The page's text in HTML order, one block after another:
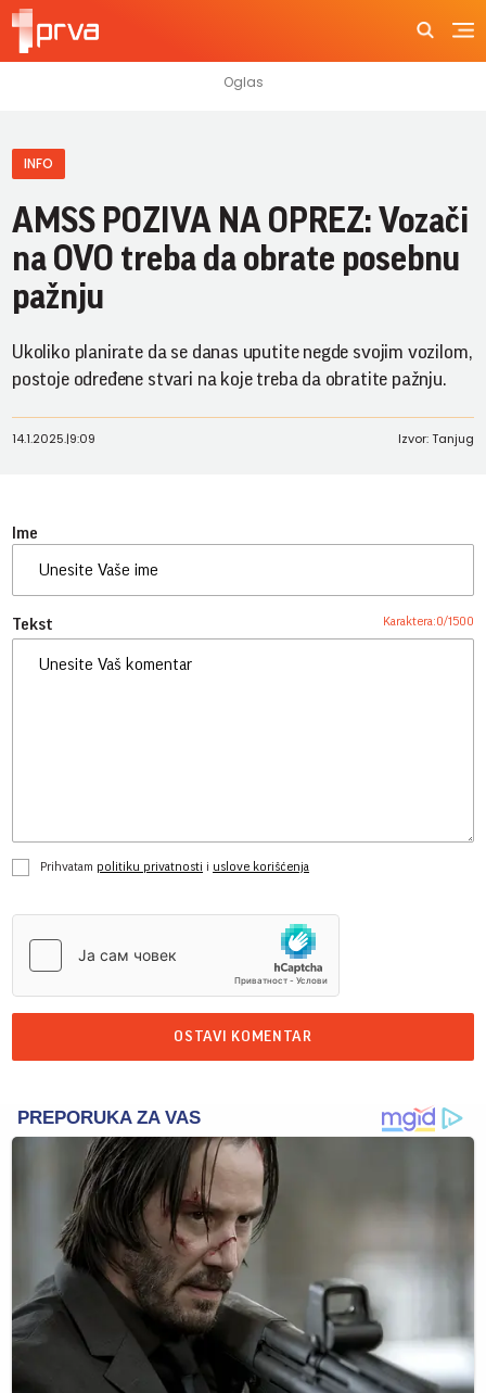
INFO
AMSS POZIVA NA OPREZ: Vozači
na OVO treba da obrate posebnu
pažnju
Ukoliko planirate da se danas uputite negde svojim vozilom,
postoje određene stvari na koje treba da obratite pažnju.
14.1.2025.|9:09 Izvor: Tanjug
Ime
Tekst Karaktera:0/1500
Prihvatam politiku privatnosti i uslove korišćenja
OSTAVI KOMENTAR